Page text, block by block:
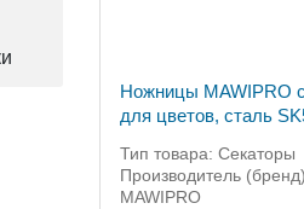
Ножницы MAWIPRO
для цветов, сталь
Тип товара: Секаторы
Производитель
MAWIPRO